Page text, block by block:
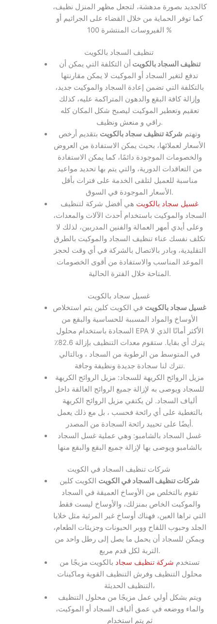
كالجديد بصورة مدهشة، لتجعل مظهر المنزل نظيف،
كما توفر الحماية من خلال القضاء على الجراثيم أو
الفيروسات المنتشرة 100 %
تنظيف السجاد بالكويت
تنظيف السجاد بالكويت أن التكلفة التي يمكن أن
تدفع لتغير السجاد أو الموكيت لا يمكن مقارنتها
بالتكلفة التي تضمن إعادة السجاد والموكيت جديد،
وإزالة كافة البقع والدهون المتراكمة عليه، كذلك
تعقيم وتعطير الموكيت ليصبح شكل المكان كله
راقي و منعش ونظيف.
وتهتم شركة تنظيف سجاد بالكويت بتقديم أرخص
الأسعار لعملائها، بحيث يمكن الاستفادة من العروض
والخصومات الموجودة دائمًا، كما يمكن الاستفادة
من التعاقدات الدورية، والتي يتم بها تحديد مواعيد
مناسبة للعميل لتلقى الخدمة على فترات بأقل
الأسعار الموجودة في السوق.
غسيل سجاد بالكويت هي أفضل شركة لتنظيف
السجاد والموكيت باستخدام أحدث الآلات والمعدات،
وعلى أيدي أمهر العمالة والفنين المدربين، لذلك لا
تكلف نفسك عناء تنظيف السجاد والموكيت بالطرق
التقليدية، وبادر بالاتصال بالشركة في أي وقت لحجز
الموعد المناسب والاستفادة من أقوى الخصومات
المتاحة خلال الفترة الحالية.
غسيل سجاد بالكويت
غسيل سجاد بالكويت في الكويت كلين يتم استخلاص
الأوساخ والمواد المسببة للحساسية والبقع من
السجادة باستخدام محلول EPA الأكثر أمانًا الذي لا
يترك أي بقايا. ستقوم معدات التنظيف بإزالة 82.6٪
في المتوسط ​​من الرطوبة من السجاد ، وبالتالي
تترك لنا سجادة جديدة ونظيفة وجافة.
مزيل الروائح الكريهة للسجاد: مزيل الروائح الكريهة
للسجاد ويوصى به لإزالة جميع الروائح العالقة داخل
ألياف السجاد. لن يكتفي مزيل الروائح الكريهة
بالتغطية على أي رائحة فحسب ، بل مع ذلك يعمل
أيضًا على تحييد رائحة السجادة من المصدر.
غسل السجاد بالشامبو: وهي عملية غسل السجاد
بالشامبو ويوصى بها لإزالة جميع البقع والبقع منها
شركات تنظيف السجاد في الكويت
شركات تنظيف السجاد في الكويت الكويت كلين
تقوم بالتخلص من الأوساخ العميقة في السجاد
والموكيت الخاص بمنزلك، والأوساخ ليست فقط
التي تراها العين، فهناك أوساخ غير المرئية مثل خلايا
الجلد وحبوب اللقاح ووبر الحيونات وجزيئات الطعام،
ويمكن للسجاد أن يحمل ما يصل إلى رطل واحد من
التربة لكل قدم مربع.
تستخدم شركة تنظيف سجاد بالكويت مزيجًا من
محلول التنظيف وفرش التنظيف القوية وماكينات
التنظيف الحديثة،
ويتم بشكل أولي عمل مزيجًا من محلول التنظيف
والماء ووضعه في عمق ألياف السجاد أو الموكيت،
ثم يتم استخدام